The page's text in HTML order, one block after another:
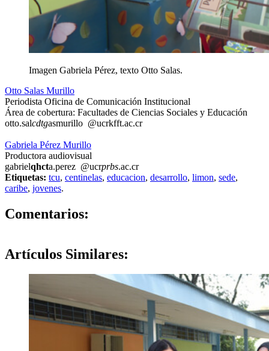
Imagen Gabriela Pérez, texto Otto Salas.
Otto Salas Murillo
Periodista Oficina de Comunicación Institucional
Área de cobertura: Facultades de Ciencias Sociales y Educación
otto.salcdtgasmurillo @ucrkfft.ac.cr
Gabriela Pérez Murillo
Productora audiovisual
gabrielqhcta.perez @ucrprbs.ac.cr
Etiquetas: tcu, centinelas, educacion, desarrollo, limon, sede,
caribe, jovenes.
Comentarios:
Artículos Similares: